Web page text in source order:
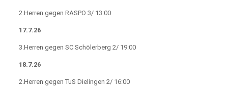
2.Herren gegen RASPO 3/ 13:00
17.7.26
3.Herren gegen SC Schölerberg 2/ 19:00
18.7.26
2.Herren gegen TuS Dielingen 2/ 16:00